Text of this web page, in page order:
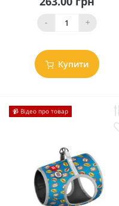
- +
Купити
📹 Відео про товар